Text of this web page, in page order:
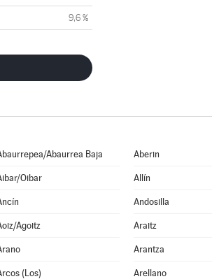
9,6 %
Abaurrea Baja Aberin
Oibar Allín
Andosilla
Agoitz Araitz
Arantza
(Los) Arellano